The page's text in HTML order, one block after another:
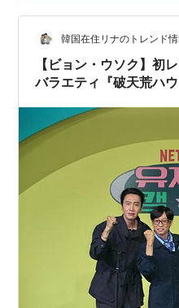
韓国在住リナのトレンド
【ビョン・ウソク】初
バラエティ『破天荒ハ